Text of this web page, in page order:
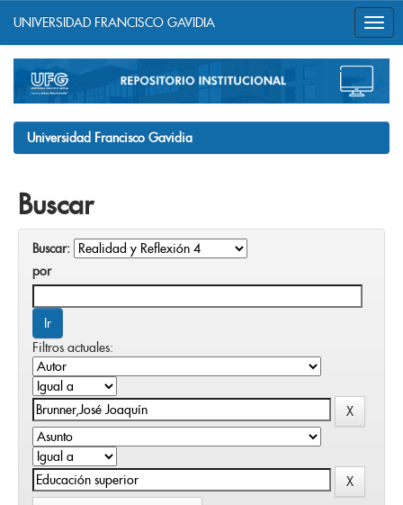
navigation
UNIVERSIDAD FRANCISCO GAVIDIA
Universidad Francisco Gavidia
Buscar
Buscar:
por
Filtros actuales: